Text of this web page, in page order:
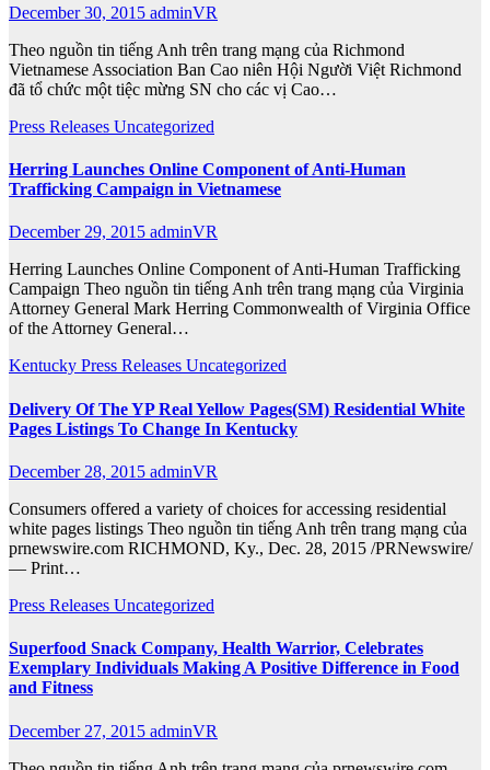
December 30, 2015 adminVR
Theo nguồn tin tiếng Anh trên trang mạng của Richmond
Vietnamese Association Ban Cao niên Hội Người Việt Richmond
đã tổ chức một tiệc mừng SN cho các vị Cao…
Press Releases Uncategorized
Herring Launches Online Component of Anti-Human
Trafficking Campaign in Vietnamese
December 29, 2015 adminVR
Herring Launches Online Component of Anti-Human Trafficking
Campaign Theo nguồn tin tiếng Anh trên trang mạng của Virginia
Attorney General Mark Herring Commonwealth of Virginia Office
of the Attorney General…
Kentucky Press Releases Uncategorized
Delivery Of The YP Real Yellow Pages(SM) Residential White
Pages Listings To Change In Kentucky
December 28, 2015 adminVR
Consumers offered a variety of choices for accessing residential
white pages listings Theo nguồn tin tiếng Anh trên trang mạng của
prnewswire.com RICHMOND, Ky., Dec. 28, 2015 /PRNewswire/
— Print…
Press Releases Uncategorized
Superfood Snack Company, Health Warrior, Celebrates
Exemplary Individuals Making A Positive Difference in Food
and Fitness
December 27, 2015 adminVR